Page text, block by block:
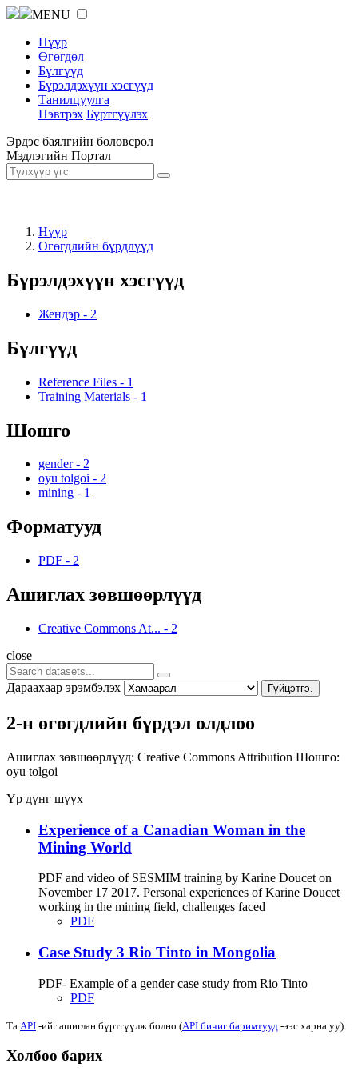
MENU
Нүүр
Өгөгдөл
Бүлгүүд
Бүрэлдэхүүн хэсгүүд
Танилцуулга
Нэвтрэх Бүртгүүлэх
Эрдэс баялгийн боловсрол
Мэдлэгийн Портал
Нүүр
Өгөгдлийн бүрдлүүд
Бүрэлдэхүүн хэсгүүд
Жендэр - 2
Бүлгүүд
Reference Files - 1
Training Materials - 1
Шошго
gender - 2
oyu tolgoi - 2
mining - 1
Форматууд
PDF - 2
Ашиглах зөвшөөрлүүд
Creative Commons At... - 2
close
Дараахаар эрэмбэлэх Гүйцэтгэ.
2-н өгөгдлийн бүрдэл олдлоо
Ашиглах зөвшөөрлүүд: Creative Commons Attribution Шошго:
oyu tolgoi
Үр дүнг шүүх
Experience of a Canadian Woman in the
Mining World
PDF and video of SESMIM training by Karine Doucet on
November 17 2017. Personal experiences of Karine Doucet
working in the mining field, challenges faced
PDF
Case Study 3 Rio Tinto in Mongolia
PDF- Example of a gender case study from Rio Tinto
PDF
Та API -ийг ашиглан бүртгүүлж болно (API бичиг баримтууд -ээс харна уу).
Холбоо барих